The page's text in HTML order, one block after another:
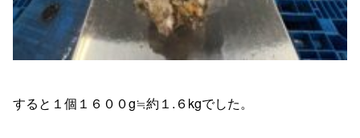
すると１個１６００g≒約１.６kgでした。